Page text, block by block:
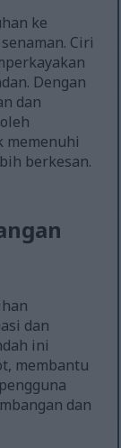
ke
Ciri
Dengan
dan
memenuhi
berkesan.
dan
ini
membantu
dan